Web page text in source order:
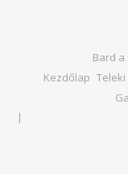
Bard
Kezdőlap